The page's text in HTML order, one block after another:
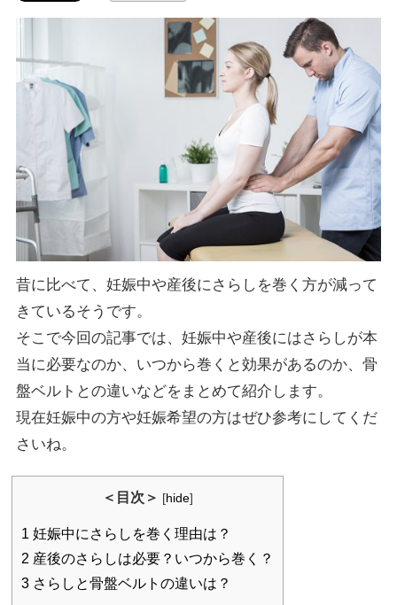
昔に比べて、妊娠中や産後にさらしを巻く方が減って
きているそうです。
そこで今回の記事では、妊娠中や産後にはさらしが本
当に必要なのか、いつから巻くと効果があるのか、骨
盤ベルトとの違いなどをまとめて紹介します。
現在妊娠中の方や妊娠希望の方はぜひ参考にしてくだ
さいね。
＜目次＞ [hide]
1 妊娠中にさらしを巻く理由は？
2 産後のさらしは必要？いつから巻く？
3 さらしと骨盤ベルトの違いは？